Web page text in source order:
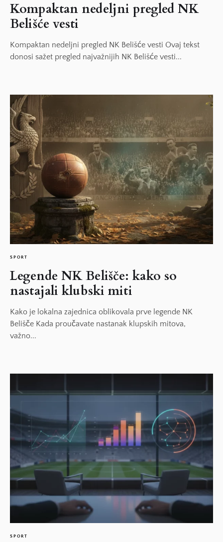
Kompaktan nedeljni pregled NK
Belišće vesti
Kompaktan nedeljni pregled NK Belišće vesti Ovaj tekst
donosi sažet pregled najvažnijih NK Belišće vesti...
SPORT
Legende NK Belišče: kako so
nastajali klubski miti
Kako je lokalna zajednica oblikovala prve legende NK
Belišče Kada proučavate nastanak klupskih mitova,
važno...
SPORT